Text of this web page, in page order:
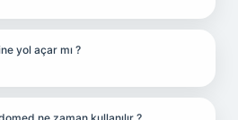
yol açar mı ?